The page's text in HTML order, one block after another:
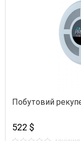
Побутовий
522 $